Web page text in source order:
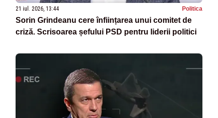
21 iul. 2026, 13:44 Politica
Sorin Grindeanu cere înființarea unui comitet de
criză. Scrisoarea șefului PSD pentru liderii politici